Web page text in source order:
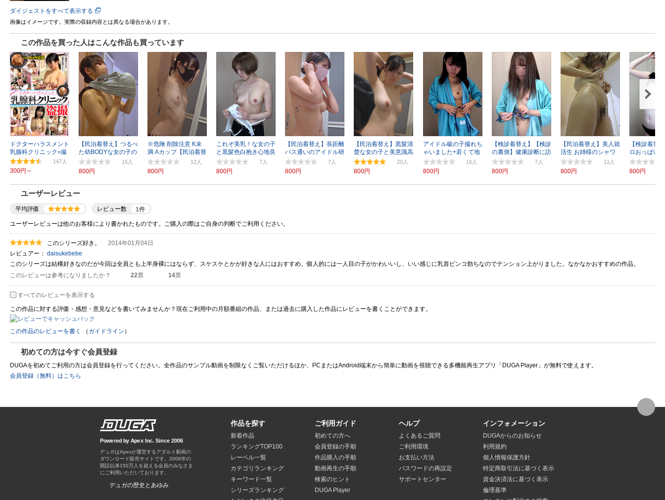
ダイジェストをすべて表示する
画像はイメージです。実際の収録内容とは異なる場合があります。
この作品を買った人はこんな作品も買っています
ドクターハラスメント
乳腺科クリニック○撮
147
300円～
【民泊着替え】つるぺ
た幼BODYな女の子の
恥丘丸見え
15
800円
※危険 削除注意 K未
満 Aカップ【民泊着替
え】
12
800円
これぞ美乳！な女の子
と黒髪色白抱き心地良
さそうな女子
7
800円
【民泊着替え】長距離
バス通いのアイドル研
修生
7
800円
【民泊着替え】黒髪清
楚な女の子と美意識高
そうな美女
20
800円
アイドル級の子撮れち
ゃいました+若くて地
味なOLさん
16
800円
【検診着替え】【検診
の裏側】健康診断に訪
れた短大生
7
800円
【民泊着替え】美人就
活生 お姉様のシャワ
ー動画
11
800円
【検診着替
ロおっぱい
お姉さんたち
800円
ユーザーレビュー
平均評価 レビュー数 1件
ユーザーレビューは他のお客様により書かれたものです。ご購入の際はご自身の判断でご利用ください。
このシリーズ好き。
2014年01月04日
レビュアー： daisukebebe
このシリーズは結構好きなのだが今回は全員とも上半身裸にはならず、スケスケとかが好きな人にはおすすめ。個人的には一人目の子がかわいいし、いい感じに乳首ピンコ勃ちなのでテンション上がりました。なかなかおすすめの作品。
このレビューは参考になりましたか？
22票 14票
すべてのレビューを表示する
この作品に対する評価・感想・意見などを書いてみませんか？現在ご利用中の月額番組の作品、または過去に購入した作品にレビューを書くことができます。
この作品のレビューを書く （ ガイドライン ）
初めての方は今すぐ会員登録
DUGAを初めてご利用の方は会員登録を行ってください。全作品のサンプル動画を制限なくご覧いただけるほか、PCまたはAndroid端末から簡単に動画を視聴できる多機能再生アプリ「DUGA Player」が無料で使えます。
会員登録（無料）はこちら
Powered by Apex Inc. Since 2006
デュガはApexが運営するアダルト動画の
ダウンロード販売サイトです。
デュガの歴史とあゆみ
作品を探す
新着作品
ランキングTOP100
レーベル一覧
カテゴリランキング
キーワード一覧
シリーズランキング
ご利用ガイド
初めての方へ
会員登録の手順
作品購入の手順
動画再生の手順
検索のヒント
DUGA Player
ヘルプ
よくあるご質問
ご利用環境
お支払い方法
パスワードの再設定
サポートセンター
インフォメーション
DUGAからのお知らせ
利用規約
個人情報保護方針
特定商取引法に基づく表示
資金決済法に基づく表示
倫理基準